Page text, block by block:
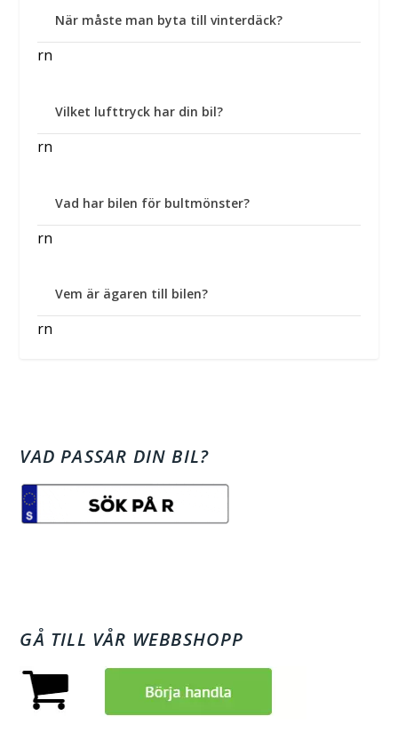
När måste man byta till vinterdäck?
rn
Vilket lufttryck har din bil?
rn
Vad har bilen för bultmönster?
rn
Vem är ägaren till bilen?
rn
VAD PASSAR DIN BIL?
GÅ TILL VÅR WEBBSHOPP